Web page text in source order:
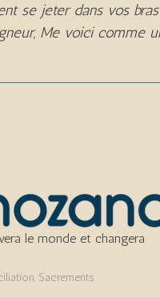
se jeter dans vos
Me voici comme
le monde et changera
, Sacrements